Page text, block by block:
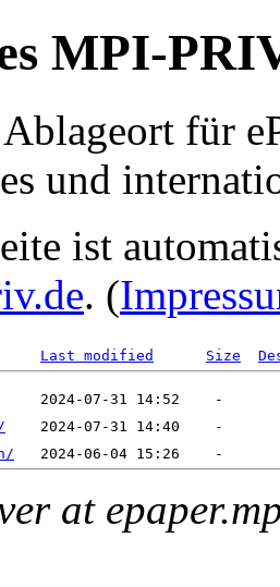
MPI-
für
und
ist
. (
Last modified Size
at